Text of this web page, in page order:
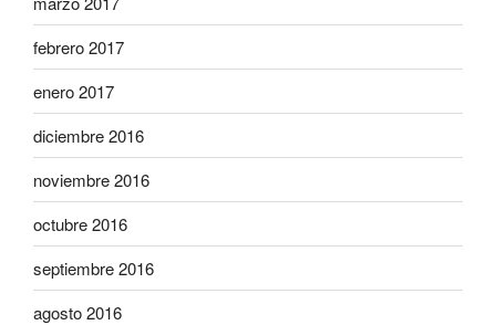
febrero 2017
enero 2017
diciembre 2016
noviembre 2016
octubre 2016
septiembre 2016
agosto 2016